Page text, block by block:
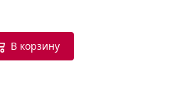
В корзину